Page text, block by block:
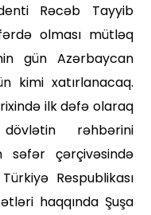
Rəcəb Tayyib
olması mütləq
gün Azərbaycan
kimi xatırlana­caq.
ilk dəfə olaraq
rəhbərini
səfər çərçivəsində
Respublikası
haqqın­da Şuşa